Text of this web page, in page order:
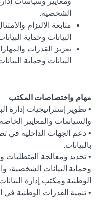
الشخصية.
متابعة الالتزام
البيانات وحماية
تعزيز القدرات
البيانات وحماية
مهام واختصاصات المكتب
• تطوير إستراتيجيات إدارة
والسياسات والمعايير
• دعم الجهات الداخلية في
بالبيانات.
• تحديد ومعالجة المتطلبات
وحماية البيانات الشخصية،
الوطنية ومكتب إدارة
• تنمية القدرات الوطنية